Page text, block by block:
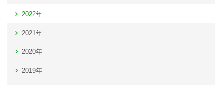
2022年
2021年
2020年
2019年